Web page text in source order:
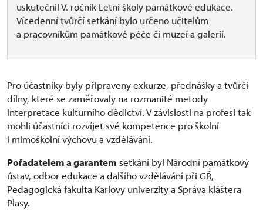
uskutečnil V. ročník Letní školy památkové edukace.
Vícedenní tvůrčí setkání bylo určeno učitelům
a pracovníkům památkové péče či muzeí a galerií.
Pro účastníky byly připraveny exkurze, přednášky a tvůrčí
dílny, které se zaměřovaly na rozmanité metody
interpretace kulturního dědictví. V závislosti na profesi tak
mohli účastníci rozvíjet své kompetence pro školní
i mimoškolní výchovu a vzdělávání.
Pořadatelem a garantem setkání byl Národní památkový
ústav, odbor edukace a dalšího vzdělávání při GŘ,
Pedagogická fakulta Karlovy univerzity a Správa kláštera
Plasy.